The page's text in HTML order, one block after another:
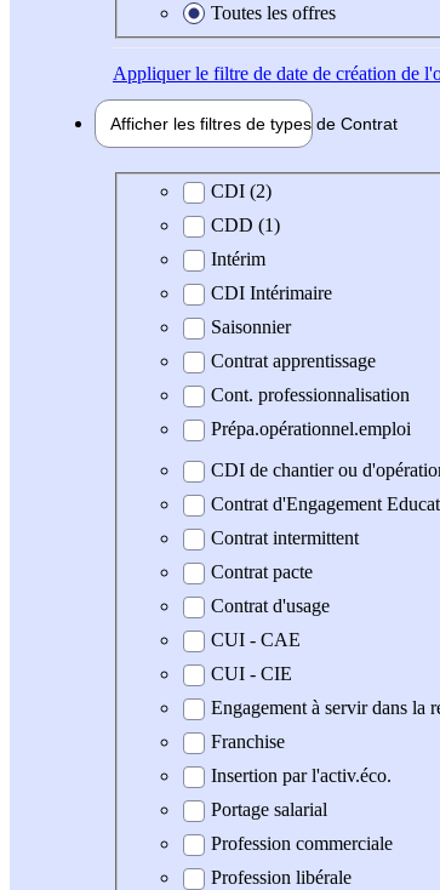
Toutes les offres
Appliquerle filtre de date de création de
Afficher les filtres de types de Contrat
Type de contrat
CDI (2)
CDD (1)
Intérim
CDI Intérimaire
Saisonnier
Contrat apprentissage
Cont. professionnalisation
Prépa.opérationnel.emploi
CDI de chantier ou
Contrat d'Engagement
Contrat intermittent
Contrat pacte
Contrat d'usage
CUI - CAE
CUI - CIE
Engagement à servir dans la
Franchise
Insertion par l'activ.éco.
Portage salarial
Profession commerciale
Profession libérale